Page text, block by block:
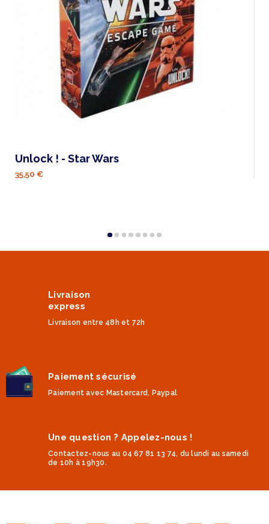
Unlock ! - Star Wars
35,50 €
Livraison
express
Livraison entre 48h et 72h
Paiement sécurisé
Paiement avec Mastercard, Paypal
Une question ? Appelez-nous !
Contactez-nous au 04 67 81 13 74, du lundi au samedi
de 10h à 19h30.